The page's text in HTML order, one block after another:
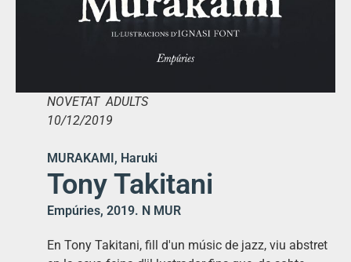
NOVETAT ADULTS
10/12/2019
MURAKAMI, Haruki
Tony Takitani
Empúries, 2019. N MUR
En Tony Takitani, fill d'un músic de jazz, viu abstret